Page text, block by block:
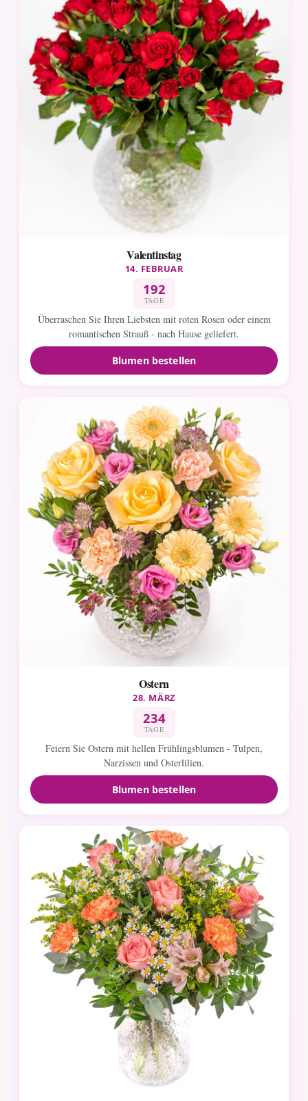
Valentinstag
14. FEBRUAR
192
TAGE
Überraschen Sie Ihren Liebsten mit roten Rosen oder einem
romantischen Strauß - nach Hause geliefert.
Blumen bestellen
Ostern
28. MÄRZ
234
TAGE
Feiern Sie Ostern mit hellen Frühlingsblumen - Tulpen,
Narzissen und Osterlilien.
Blumen bestellen